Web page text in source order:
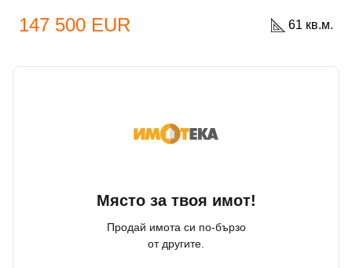
147 500 EUR 61 кв.м.
Място за твоя имот!
Продай имота си по-бързо
от другите.